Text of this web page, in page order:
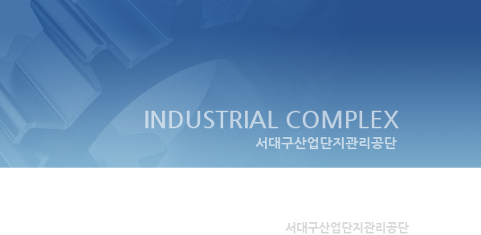
INDUSTRIAL COMPLEX
서대구산업단지관리공단
서대구산업단지관리공단